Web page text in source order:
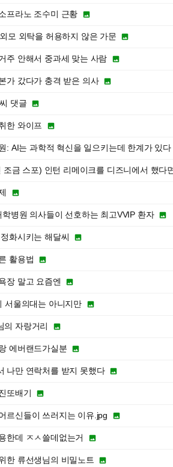
프라노 조수미 근황 
모 외탁을 허용하지 않은 가문 
주 안해서 중과세 맞는 사람 
가 갔다가 충격 받은 의사 
댓글 
한 와이프 
: AI는 과학적 혁신을 일으키는데 한계가 있다
조금 스포) 인턴 리메이크를 디즈니에서 했다

학병원 의사들이 선호하는 최고VVIP 환자 
화시키는 해달씨 
활용법 
장 말고 요즘엔 
서울의대는 아니지만 
의 자랑거리 
에버랜드가실분 
나만 연락처를 받지 못했다 
또배기 
르신들이 쓰러지는 이유.jpg 
한데 ㅈㅅ쓸데없는거 
한 류선생님의 비밀노트 